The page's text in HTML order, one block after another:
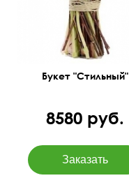
Букет "Стильный"
8580 руб.